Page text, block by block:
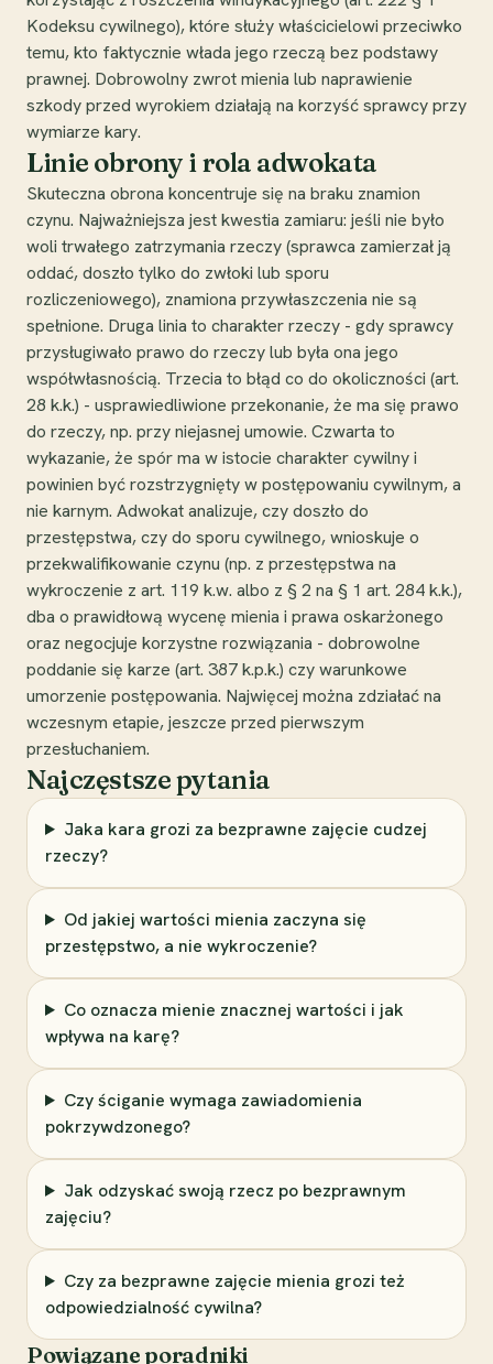
Kodeksu cywilnego), które służy właścicielowi przeciwko
temu, kto faktycznie włada jego rzeczą bez podstawy
prawnej. Dobrowolny zwrot mienia lub naprawienie
szkody przed wyrokiem działają na korzyść sprawcy przy
wymiarze kary.
Linie obrony i rola adwokata
Skuteczna obrona koncentruje się na braku znamion
czynu. Najważniejsza jest kwestia zamiaru: jeśli nie było
woli trwałego zatrzymania rzeczy (sprawca zamierzał ją
oddać, doszło tylko do zwłoki lub sporu
rozliczeniowego), znamiona przywłaszczenia nie są
spełnione. Druga linia to charakter rzeczy - gdy sprawcy
przysługiwało prawo do rzeczy lub była ona jego
współwłasnością. Trzecia to błąd co do okoliczności (art.
28 k.k.) - usprawiedliwione przekonanie, że ma się prawo
do rzeczy, np. przy niejasnej umowie. Czwarta to
wykazanie, że spór ma w istocie charakter cywilny i
powinien być rozstrzygnięty w postępowaniu cywilnym, a
nie karnym. Adwokat analizuje, czy doszło do
przestępstwa, czy do sporu cywilnego, wnioskuje o
przekwalifikowanie czynu (np. z przestępstwa na
wykroczenie z art. 119 k.w. albo z § 2 na § 1 art. 284 k.k.),
dba o prawidłową wycenę mienia i prawa oskarżonego
oraz negocjuje korzystne rozwiązania - dobrowolne
poddanie się karze (art. 387 k.p.k.) czy warunkowe
umorzenie postępowania. Najwięcej można zdziałać na
wczesnym etapie, jeszcze przed pierwszym
przesłuchaniem.
Najczęstsze pytania
Jaka kara grozi za bezprawne zajęcie cudzej
rzeczy?
Od jakiej wartości mienia zaczyna się
przestępstwo, a nie wykroczenie?
Co oznacza mienie znacznej wartości i jak
wpływa na karę?
Czy ściganie wymaga zawiadomienia
pokrzywdzonego?
Jak odzyskać swoją rzecz po bezprawnym
zajęciu?
Czy za bezprawne zajęcie mienia grozi też
odpowiedzialność cywilna?
Powiązane poradniki